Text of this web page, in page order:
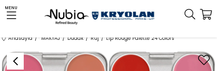
MENU
Anasayfa MAKYAJ Dudak Ruj Lip Rouge Palette 24 Colors